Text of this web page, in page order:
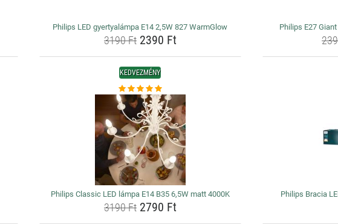
Philips LED gyertyalámpa E14 2,5W 827 WarmGlow
3190 Ft2390 Ft
Philips E27
KEDVEZMÉNY
Philips Classic LED lámpa E14 B35 6,5W matt 4000K
3190 Ft2790 Ft
Philips Bracia